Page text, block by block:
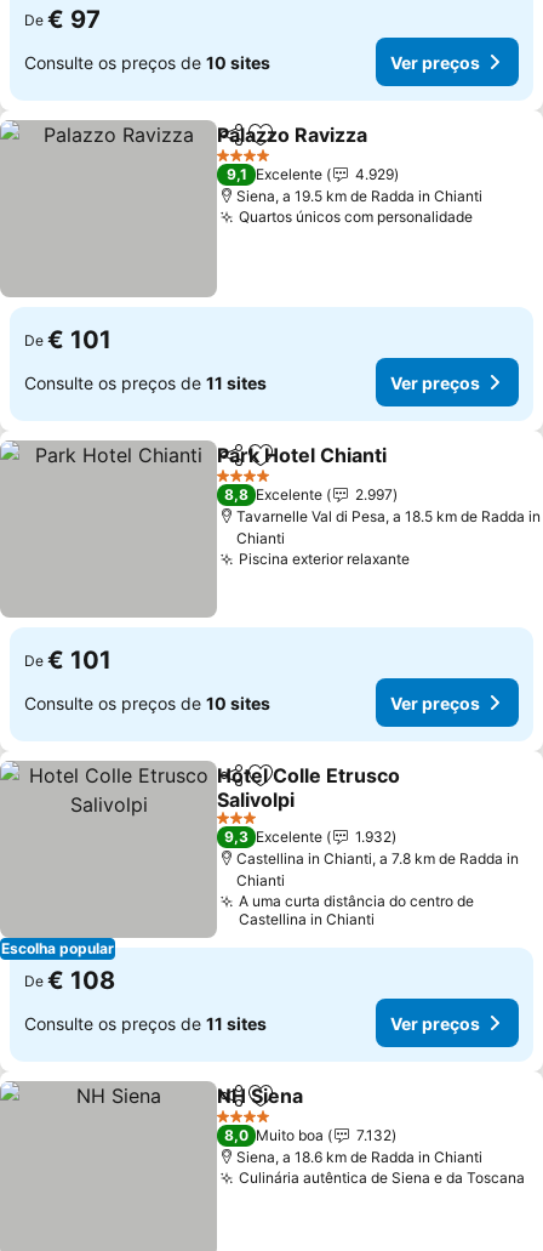
De € 97
Consulte os preços de 10 sites Ver preços
PartilharAdicionar aos favoritos
Palazzo Ravizza
4 Estrelas
9,1 Excelente
4.929
Siena, a 19.5 km de Radda in Chianti
Quartos únicos com personalidade
De € 101
Consulte os preços de 11 sites Ver preços
PartilharAdicionar aos favoritos
Park Hotel Chianti
4 Estrelas
8,8 Excelente
2.997
Tavarnelle Val di Pesa, a 18.5 km de Radda in
Chianti
Piscina exterior relaxante
De € 101
Consulte os preços de 10 sites Ver preços
Escolha popular
PartilharAdicionar aos favoritos
Hotel Colle Etrusco
Salivolpi
3 Estrelas
9,3 Excelente
1.932
Castellina in Chianti, a 7.8 km de Radda in
Chianti
A uma curta distância do centro de
Castellina in Chianti
De € 108
Consulte os preços de 11 sites Ver preços
PartilharAdicionar aos favoritos
NH Siena
4 Estrelas
8,0 Muito boa
7.132
Siena, a 18.6 km de Radda in Chianti
Culinária autêntica de Siena e da Toscana